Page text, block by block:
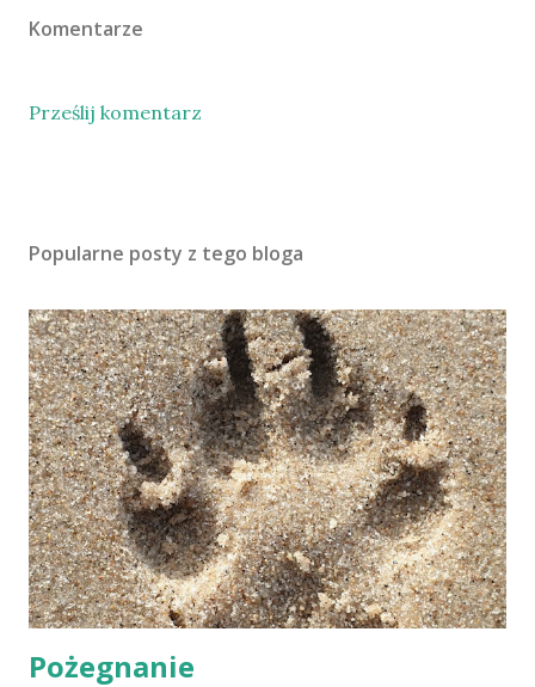
Komentarze
Prześlij komentarz
Popularne posty z tego bloga
Pożegnanie